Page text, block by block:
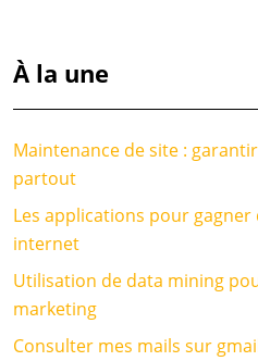
À la une
Maintenance de site :
partout
Les applications pour
internet
Utilisation de data mining
marketing
Consulter mes mails sur